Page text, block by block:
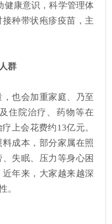
健康意识，科学管理体
种带状疱疹疫苗，主
群
也会加重家庭、乃至
住院治疗、药物等在
上会花费约13亿元。
成本，部分家属在照
失眠、压力等身心困
年来，大家越来越深
。